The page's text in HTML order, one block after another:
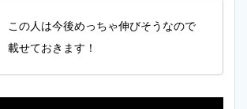
この人は今後めっちゃ伸びそうなので
載せておきます！